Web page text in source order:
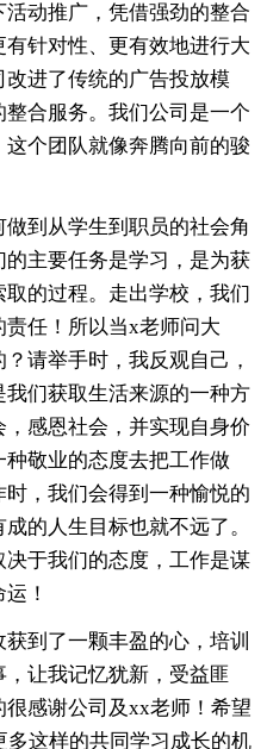
动推广，凭借强劲的整合
针对性、更有效地进行大
进了传统的广告投放模
合服务。我们公司是一个
个团队就像奔腾向前的骏
到从学生到职员的社会角
主要任务是学习，是为获
的过程。走出学校，我们
任！所以当x老师问大
请举手时，我反观自己，
们获取生活来源的一种方
感恩社会，并实现自身价
敬业的态度去把工作做
，我们会得到一种愉悦的
的人生目标也就不远了。
于我们的态度，工作是谋
！
到了一颗丰盈的心，培训
让我记忆犹新，受益匪
感谢公司及xx老师！希望
这样的共同学习成长的机